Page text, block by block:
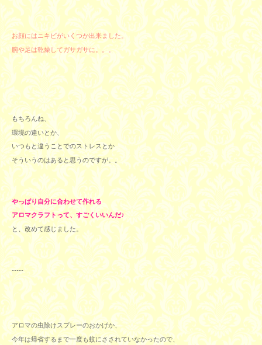
お顔にはニキビがいくつか出来ました。
腕や足は乾燥してガサガサに。。。
もちろんね、
環境の違いとか、
いつもと違うことでのストレスとか
そういうのはあると思うのですが。。
やっぱり自分に合わせて作れる
アロマクラフトって、すごくいいんだ♪
と、改めて感じました。
-----
アロマの虫除けスプレーのおかげか、
今年は帰省するまで一度も蚊にさされていなかったので、